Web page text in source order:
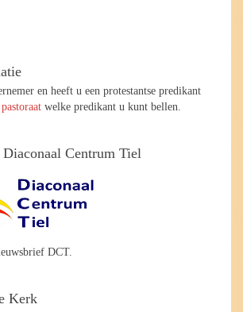
en heeft u een protestantse predikant
pastoraat welke predikant u kunt bellen.
Centrum Tiel
DCT.
Kerk